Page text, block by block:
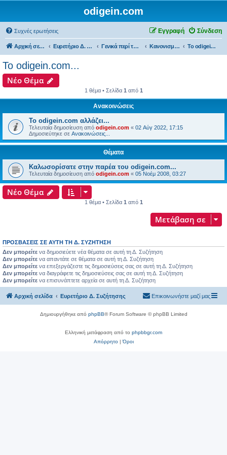
odigein.com
Συχνές ερωτήσεις Σύνδεση
Εγγραφή
Αρχική σελίδα Ευρετήριο Δ. Συζήτησης Γενικά περί του forum... Κανονισμοί λειτουργίας & Ανακοινώσεις του forum...... Το odigein.com...
Το odigein.com...
Νέο Θέμα
1 θέμα • Σελίδα 1 από 1
Ανακοινώσεις
Το odigein.com αλλάζει...
Τελευταία δημοσίευση από odigein.com « 02 Αύγ 2022, 17:15
Δημοσιεύτηκε σε Ανακοινώσεις...
Θέματα
Καλωσορίσατε στην παρέα του odigein.com...
Τελευταία δημοσίευση από odigein.com « 05 Νοέμ 2008, 03:27
Νέο Θέμα
1 θέμα • Σελίδα 1 από 1
Μετάβαση σε
ΠΡΟΣΒΆΣΕΙΣ ΣΕ ΑΥΤΉ ΤΗ Δ. ΣΥΖΉΤΗΣΗ
Δεν μπορείτε να δημοσιεύετε νέα θέματα σε αυτή τη Δ. Συζήτηση
Δεν μπορείτε να απαντάτε σε θέματα σε αυτή τη Δ. Συζήτηση
Δεν μπορείτε να επεξεργάζεστε τις δημοσιεύσεις σας σε αυτή τη Δ. Συζήτηση
Δεν μπορείτε να διαγράφετε τις δημοσιεύσεις σας σε αυτή τη Δ. Συζήτηση
Δεν μπορείτε να επισυνάπτετε αρχεία σε αυτή τη Δ. Συζήτηση
Αρχική σελίδα Ευρετήριο Δ. Συζήτησης Επικοινωνήστε μαζί μας
Δημιουργήθηκε από phpBB® Forum Software © phpBB Limited
Ελληνική μετάφραση από το phpbbgr.com
Απόρρητο|Όροι